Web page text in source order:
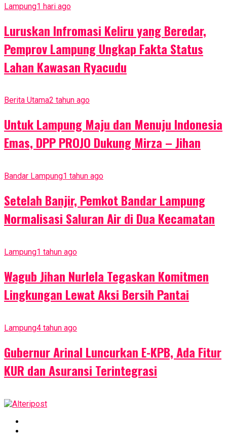
Lampung1 hari ago
Luruskan Infromasi Keliru yang Beredar,
Pemprov Lampung Ungkap Fakta Status
Lahan Kawasan Ryacudu
Berita Utama2 tahun ago
Untuk Lampung Maju dan Menuju Indonesia
Emas, DPP PROJO Dukung Mirza – Jihan
Bandar Lampung1 tahun ago
Setelah Banjir, Pemkot Bandar Lampung
Normalisasi Saluran Air di Dua Kecamatan
Lampung1 tahun ago
Wagub Jihan Nurlela Tegaskan Komitmen
Lingkungan Lewat Aksi Bersih Pantai
Lampung4 tahun ago
Gubernur Arinal Luncurkan E-KPB, Ada Fitur
KUR dan Asuransi Terintegrasi